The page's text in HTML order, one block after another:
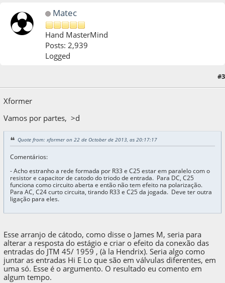
Matec
Hand MasterMind
Posts: 2,939
Logged
#3
Xformer
Vamos por partes, >d
Quote from: xformer on 22 de October de 2013, as 20:17:17
Comentários:
- Acho estranho a rede formada por R33 e C25 estar em paralelo com o
resistor e capacitor de catodo do triodo de entrada. Para DC, C25
funciona como circuito aberta e então não tem efeito na polarização.
Para AC, C24 curto circuita, tirando R33 e C25 da jogada. Deve ter outra
ligação para eles.
Esse arranjo de cátodo, como disse o James M, seria para
alterar a resposta do estágio e criar o efeito da conexão das
entradas do JTM 45/ 1959 , (à la Hendrix). Seria algo como
juntar as entradas Hi E Lo que são em válvulas diferentes, em
uma só. Esse é o argumento. O resultado eu comento em
algum tempo.